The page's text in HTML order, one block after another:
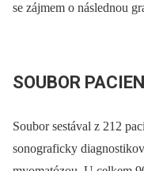
se zájmem o následnou
SOUBOR
Soubor sestával z 212
sonograficky